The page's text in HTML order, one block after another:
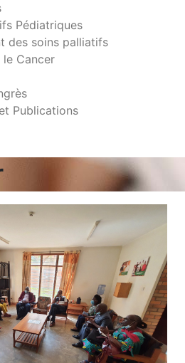
Pédiatriques
des soins palliatifs
Cancer
Publications